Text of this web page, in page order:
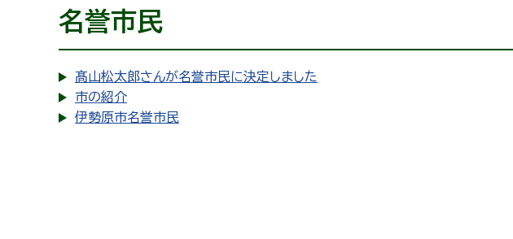
名誉市民
髙山松太郎さんが名誉市民に決定しました
市の紹介
伊勢原市名誉市民